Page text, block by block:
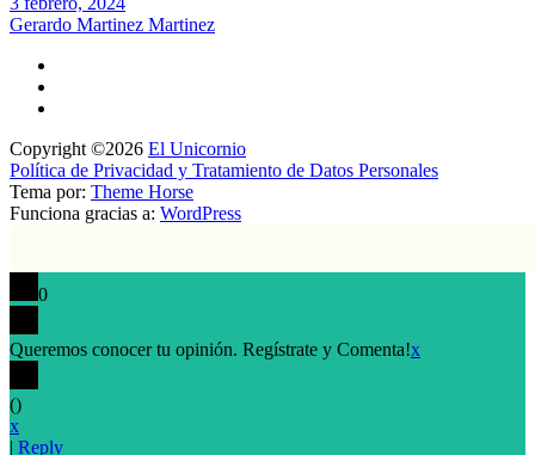
Gerardo Martinez Martinez
Copyright ©2026 El Unicornio
Política de Privacidad y Tratamiento de Datos Personales
Tema por: Theme Horse
Funciona gracias a: WordPress
0
Queremos conocer tu opinión. Regístrate y Comenta!x
()
x
| Reply